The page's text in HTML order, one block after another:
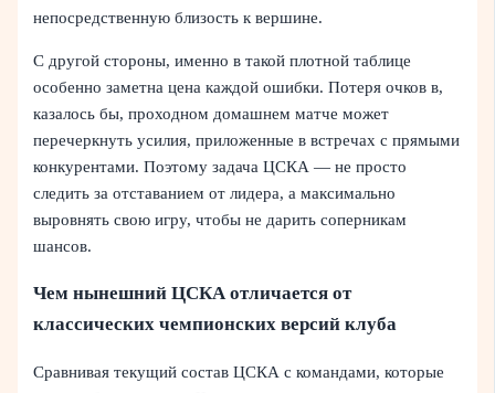
непосредственную близость к вершине.
С другой стороны, именно в такой плотной таблице
особенно заметна цена каждой ошибки. Потеря очков в,
казалось бы, проходном домашнем матче может
перечеркнуть усилия, приложенные в встречах с прямыми
конкурентами. Поэтому задача ЦСКА — не просто
следить за отставанием от лидера, а максимально
выровнять свою игру, чтобы не дарить соперникам
шансов.
Чем нынешний ЦСКА отличается от
классических чемпионских версий клуба
Сравнивая текущий состав ЦСКА с командами, которые